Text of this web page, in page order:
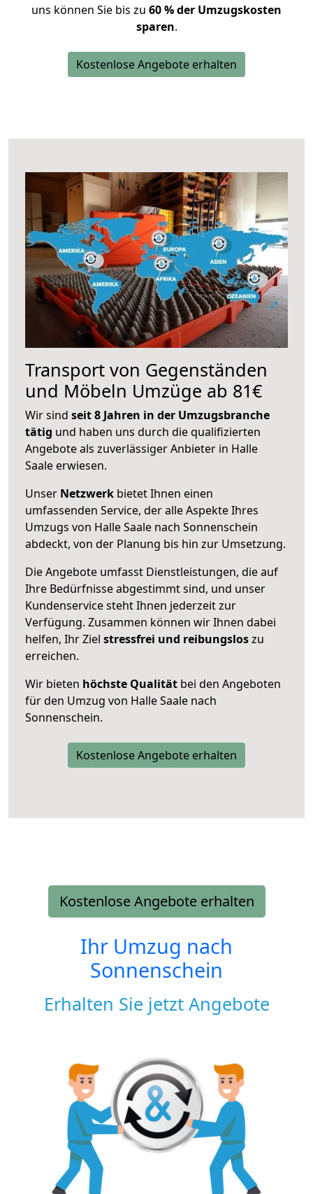
uns können Sie bis zu 60 % der Umzugskosten
sparen.
Kostenlose Angebote erhalten
Transport von Gegenständen
und Möbeln Umzüge ab 81€
Wir sind seit 8 Jahren in der Umzugsbranche
tätig und haben uns durch die qualifizierten
Angebote als zuverlässiger Anbieter in Halle
Saale erwiesen.
Unser Netzwerk bietet Ihnen einen
umfassenden Service, der alle Aspekte Ihres
Umzugs von Halle Saale nach Sonnenschein
abdeckt, von der Planung bis hin zur Umsetzung.
Die Angebote umfasst Dienstleistungen, die auf
Ihre Bedürfnisse abgestimmt sind, und unser
Kundenservice steht Ihnen jederzeit zur
Verfügung. Zusammen können wir Ihnen dabei
helfen, Ihr Ziel stressfrei und reibungsloszu
erreichen.
Wir bieten höchste Qualität bei den Angeboten
für den Umzug von Halle Saale nach
Sonnenschein.
Kostenlose Angebote erhalten
Kostenlose Angebote erhalten
Ihr Umzug nach
Sonnenschein
Erhalten Sie jetzt Angebote